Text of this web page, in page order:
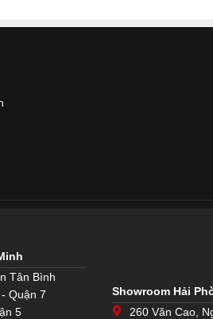
Tân Bình
Quận 7
5
Showroom Hải
260 Văn Cao,